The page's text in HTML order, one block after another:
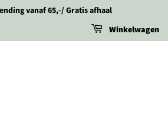
vanaf 65,-/ Gratis afhaal
Winkelwagen